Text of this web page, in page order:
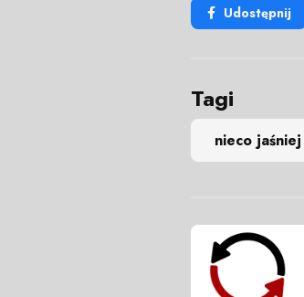
Udostępnij
Tagi
nieco jaśniej